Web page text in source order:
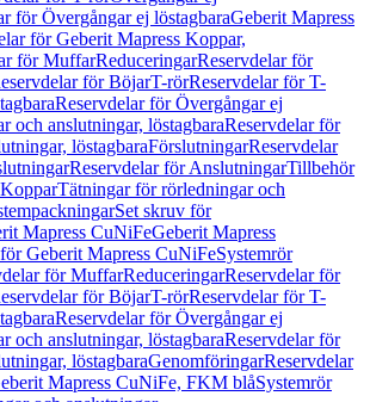
för Övergångar ej löstagbaraGeberit Mapress
för Geberit Mapress Koppar,
för MuffarReduceringarReservdelar för
för BöjarT-rörReservdelar för T-
Reservdelar för Övergångar ej
och anslutningar, löstagbaraReservdelar för
löstagbaraFörslutningarReservdelar
Reservdelar för AnslutningarTillbehör
Tätningar för rörledningar och
Set skruv för
Mapress CuNiFeGeberit Mapress
Geberit Mapress CuNiFeSystemrör
för MuffarReduceringarReservdelar för
för BöjarT-rörReservdelar för T-
Reservdelar för Övergångar ej
och anslutningar, löstagbaraReservdelar för
löstagbaraGenomföringarReservdelar
Mapress CuNiFe, FKM blåSystemrör